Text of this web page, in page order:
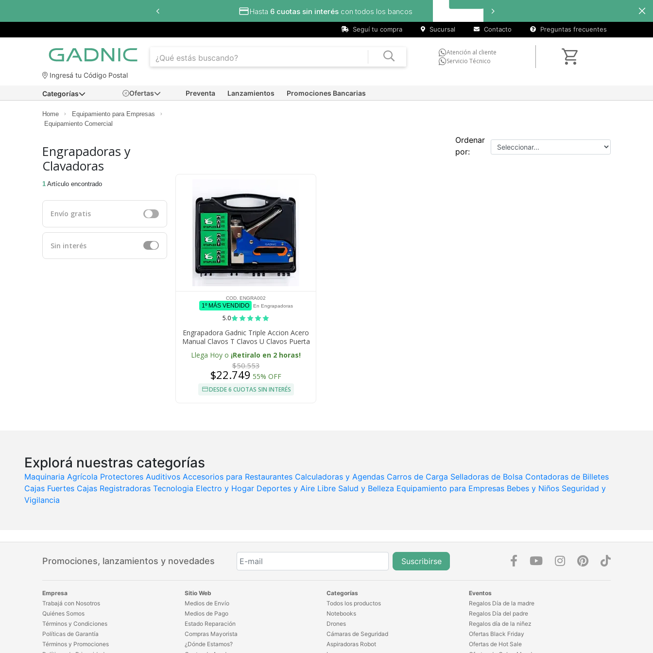
Hasta 6 cuotas sin interés con todos los bancos
Seguí tu compra Sucursal Contacto Preguntas frecuentes
Atención al cliente
Servicio Técnico
Ingresá tu Código Postal
Ofertas Preventa Lanzamientos Promociones Bancarias
Categorías
Home
Equipamiento para Empresas
Equipamiento Comercial
Engrapadoras y
Clavadoras
1 Artículo encontrado
Envío gratis
Sin interés
Ordenar
por:
COD. ENGRA002
1º MÁS VENDIDO En Engrapadoras
5.0
Engrapadora Gadnic Triple Accion Acero
Manual Clavos T Clavos U Clavos Puerta
1800 Grapas Maletin Plastico
Llega Hoy o ¡Retiralo en 2 horas!
$50.553
$22.749 55% OFF
DESDE 6 CUOTAS SIN INTERÉS
Explorá nuestras categorías
Maquinaria Agrícola Protectores Auditivos Accesorios para Restaurantes Calculadoras y Agendas Carros de Carga Selladoras de Bolsa Contadoras de Billetes
Cajas Fuertes Cajas Registradoras Tecnologia Electro y Hogar Deportes y Aire Libre Salud y Belleza Equipamiento para Empresas Bebes y Niños Seguridad y
Vigilancia
Promociones, lanzamientos y novedades Suscribirse
Empresa
Trabajá con Nosotros
Quiénes Somos
Términos y Condiciones
Políticas de Garantía
Términos y Promociones
Sitio Web
Medios de Envío
Medios de Pago
Estado Reparación
Compras Mayorista
¿Dónde Estamos?
Categorías
Todos los productos
Notebooks
Drones
Cámaras de Seguridad
Aspiradoras Robot
Eventos
Regalos Día de la madre
Regalos Día del padre
Regalos día de la niñez
Ofertas Black Friday
Ofertas de Hot Sale